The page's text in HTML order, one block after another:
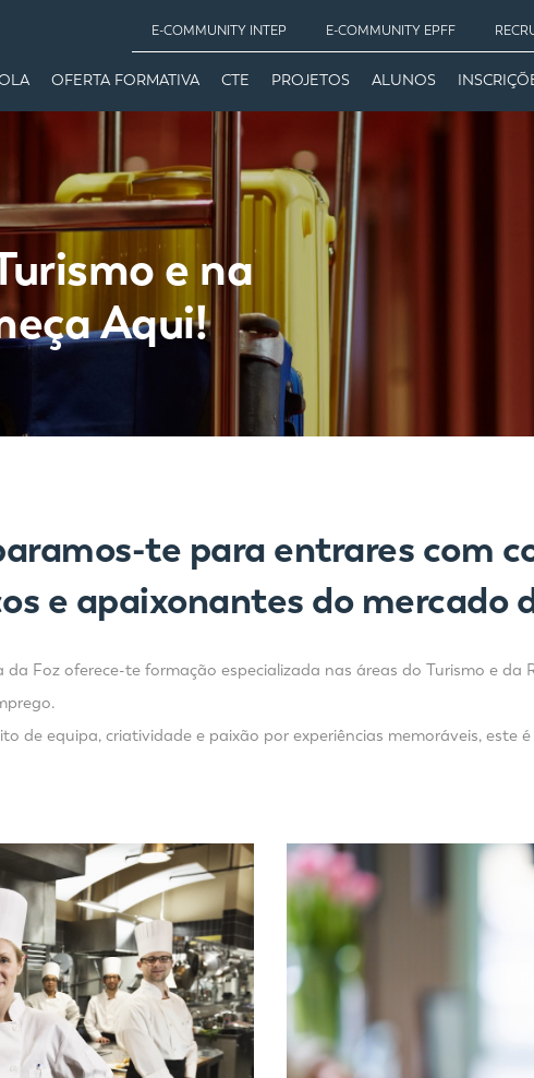
E-COMMUNITY INTEP E-COMMUNITY EPFF
OFERTA FORMATIVA CTE PROJETOS ALUNOS
e na
Aqui!
te para entrares com
e apaixonantes do mercado
da Foz oferece-te formação especializada nas áreas do Turismo e
de equipa, criatividade e paixão por experiências memoráveis, este